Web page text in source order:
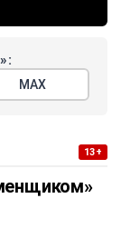
МАХ
13+